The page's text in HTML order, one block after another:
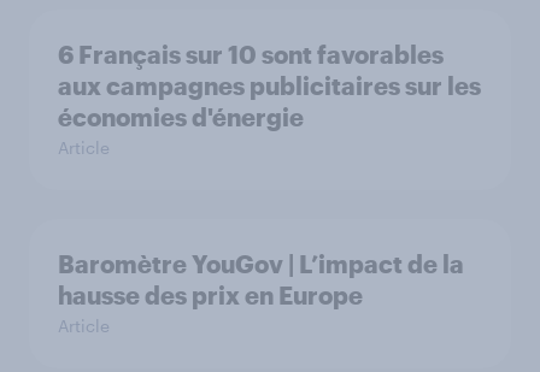
6 Français sur 10 sont favorables
aux campagnes publicitaires sur les
économies d'énergie
Article
Baromètre YouGov | L’impact de la
hausse des prix en Europe
Article